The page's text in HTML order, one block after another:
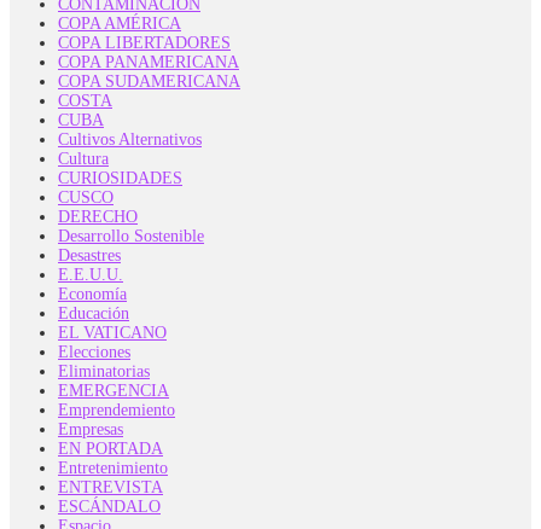
CONTAMINACIÓN
COPA AMÉRICA
COPA LIBERTADORES
COPA PANAMERICANA
COPA SUDAMERICANA
COSTA
CUBA
Cultivos Alternativos
Cultura
CURIOSIDADES
CUSCO
DERECHO
Desarrollo Sostenible
Desastres
E.E.U.U.
Economía
Educación
EL VATICANO
Elecciones
Eliminatorias
EMERGENCIA
Emprendemiento
Empresas
EN PORTADA
Entretenimiento
ENTREVISTA
ESCÁNDALO